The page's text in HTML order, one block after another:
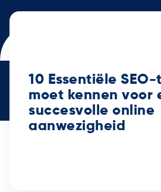
10 Essentiële
moet kennen voor
succesvolle online
aanwezigheid